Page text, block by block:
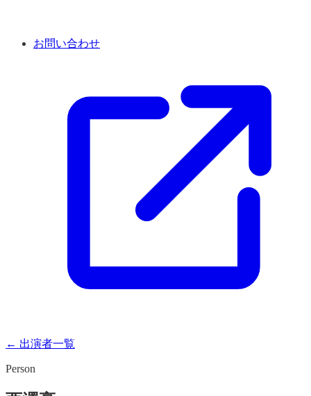
お問い合わせ
← 出演者一覧
Person